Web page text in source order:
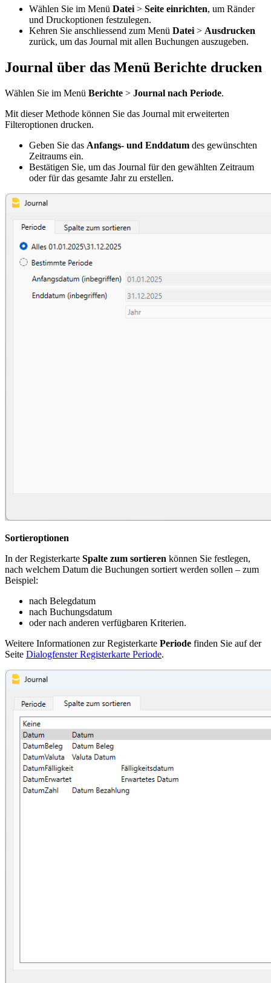
Wählen Sie im Menü Datei > Seite einrichten, um Ränder
und Druckoptionen festzulegen.
Kehren Sie anschliessend zum Menü Datei > Ausdrucken
zurück, um das Journal mit allen Buchungen auszugeben.
Journal über das Menü Berichte drucken
Wählen Sie im Menü Berichte > Journal nach Periode.
Mit dieser Methode können Sie das Journal mit erweiterten
Filteroptionen drucken.
Geben Sie das Anfangs- und Enddatum des gewünschten
Zeitraums ein.
Bestätigen Sie, um das Journal für den gewählten Zeitraum
oder für das gesamte Jahr zu erstellen.
Sortieroptionen
In der Registerkarte Spalte zum sortieren können Sie festlegen,
nach welchem Datum die Buchungen sortiert werden sollen – zum
Beispiel:
nach Belegdatum
nach Buchungsdatum
oder nach anderen verfügbaren Kriterien.
Weitere Informationen zur Registerkarte Periode finden Sie auf der
Seite Dialogfenster Registerkarte Periode.